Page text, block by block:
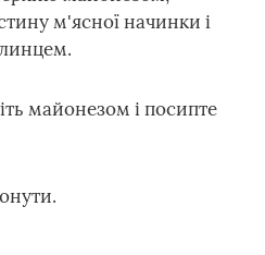
м'ясної начинки і
майонезом і посипте